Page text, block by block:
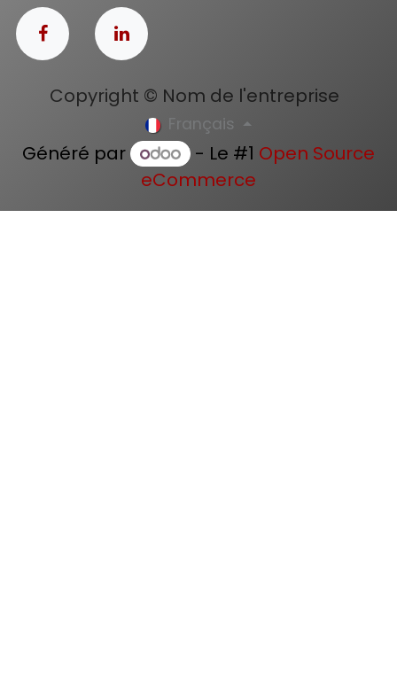
Copyright © Nom de l'entreprise
Français
Généré par - Le #1 Open Source
eCommerce